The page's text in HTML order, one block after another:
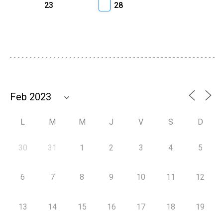
23
28
L M M J V S D
30 31 1 2 3 4 5
6 7 8 9 10 11 12
13 14 15 16 17 18 19